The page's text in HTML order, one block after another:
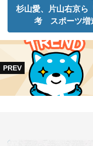
杉山愛、片山右京ら
考 スポーツ増